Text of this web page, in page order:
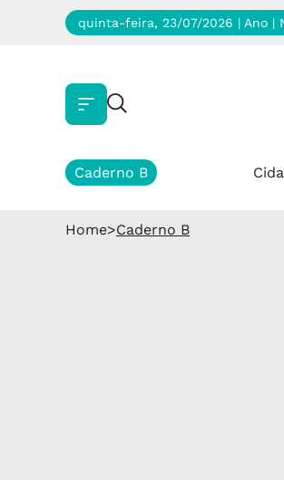
quinta-feira, 23/07/2026 | Ano |
Caderno B
Home>Caderno B